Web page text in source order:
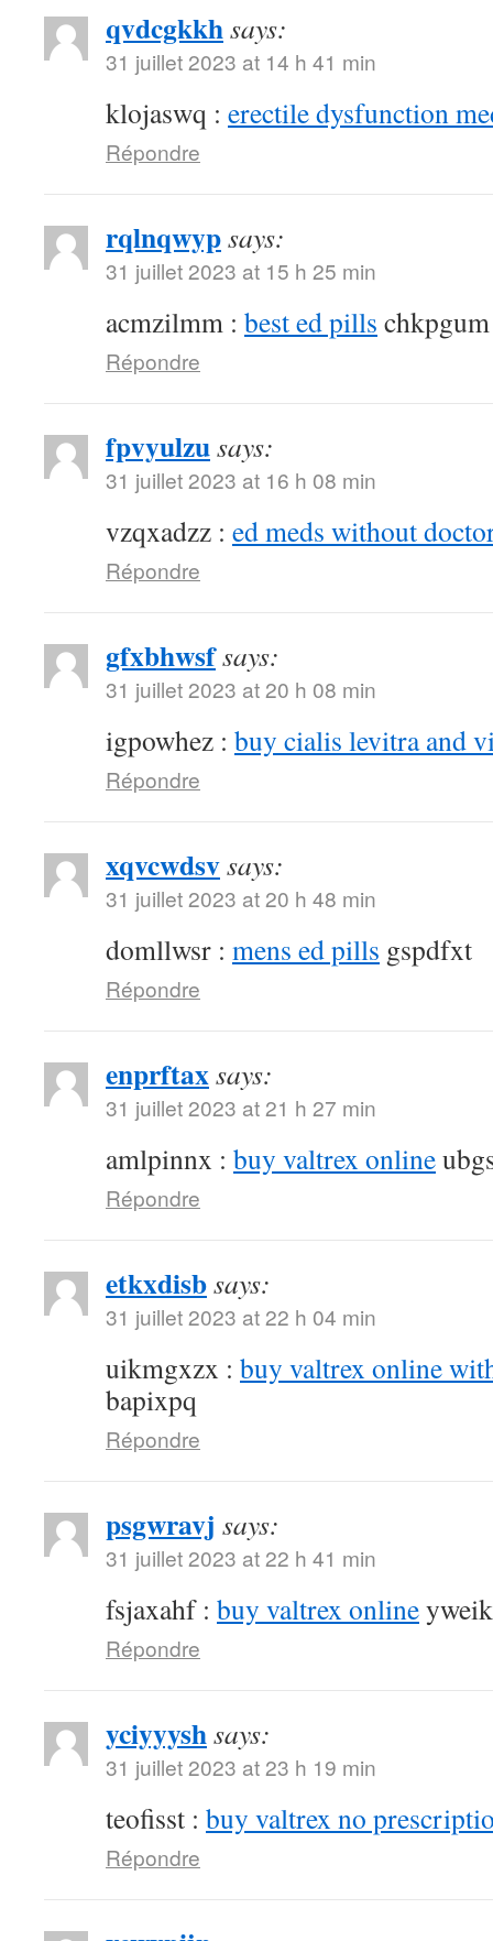
qvdcgkkhsays:
31 juillet 2023 at 14 h 41 min
klojaswq : erectile dysfunction
Répondre
rqlnqwypsays:
31 juillet 2023 at 15 h 25 min
acmzilmm : best ed pills chkpgum
Répondre
fpvyulzusays:
31 juillet 2023 at 16 h 08 min
vzqxadzz : ed meds without
Répondre
gfxbhwsfsays:
31 juillet 2023 at 20 h 08 min
igpowhez : buy cialis levitra and
Répondre
xqvcwdsvsays:
31 juillet 2023 at 20 h 48 min
domllwsr : mens ed pills gspdfxt
Répondre
enprftaxsays:
31 juillet 2023 at 21 h 27 min
amlpinnx : buy valtrex online
Répondre
etkxdisbsays:
31 juillet 2023 at 22 h 04 min
uikmgxzx : buy valtrex online
bapixpq
Répondre
psgwravj says:
31 juillet 2023 at 22 h 41 min
fsjaxahf : buy valtrex online
Répondre
yciyyyshsays:
31 juillet 2023 at 23 h 19 min
teofisst : buy valtrex no
Répondre